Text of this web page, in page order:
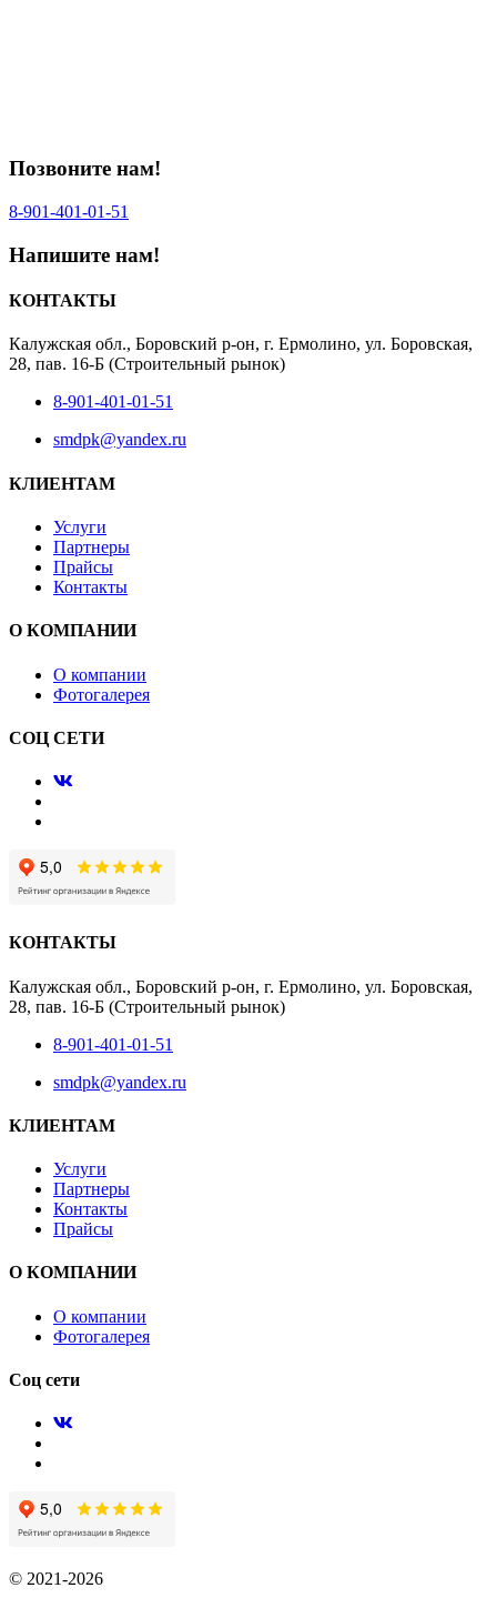
Позвоните нам!
8-901-401‑01‑51‬
Напишите нам!
КОНТАКТЫ
Калужская обл., Боровский р-он, г. Ермолино, ул. Боровская,
28, пав. 16-Б (Строительный рынок)
8-901-401-01-51
smdpk@yandex.ru
КЛИЕНТАМ
Услуги
Партнеры
Прайсы
Контакты
О КОМПАНИИ
О компании
Фотогалерея
СОЦ СЕТИ
КОНТАКТЫ
Калужская обл., Боровский р-он, г. Ермолино, ул. Боровская,
28, пав. 16-Б (Строительный рынок)
8-901-401-01-51
smdpk@yandex.ru
КЛИЕНТАМ
Услуги
Партнеры
Контакты
Прайсы
О КОМПАНИИ
О компании
Фотогалерея
Соц сети
© 2021-2026